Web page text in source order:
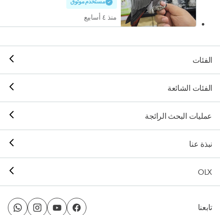
مستخدم موثوق
منذ ٤ أسابيع
الفئات
الفئات الشائعة
عمليات البحث الرائجة
نبذة عنا
OLX
تابعنا